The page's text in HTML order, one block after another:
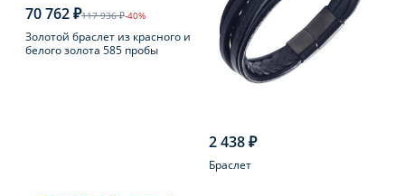
70 762 ₽117 936 ₽-40%
Золотой браслет из красного и
белого золота 585 пробы
2 438 ₽
Браслет